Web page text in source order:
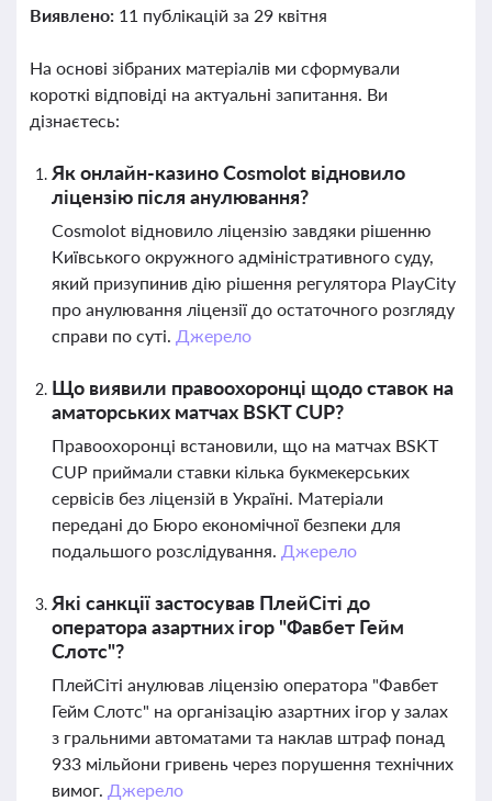
Виявлено: 11 публікацій за 29 квітня
На основі зібраних матеріалів ми сформували
короткі відповіді на актуальні запитання. Ви
дізнаєтесь:
Як онлайн-казино Cosmolot відновило
ліцензію після анулювання?
Cosmolot відновило ліцензію завдяки рішенню
Київського окружного адміністративного суду,
який призупинив дію рішення регулятора PlayCity
про анулювання ліцензії до остаточного розгляду
справи по суті. Джерело
Що виявили правоохоронці щодо ставок на
аматорських матчах BSKT CUP?
Правоохоронці встановили, що на матчах BSKT
CUP приймали ставки кілька букмекерських
сервісів без ліцензій в Україні. Матеріали
передані до Бюро економічної безпеки для
подальшого розслідування. Джерело
Які санкції застосував ПлейСіті до
оператора азартних ігор "Фавбет Гейм
Слотс"?
ПлейСіті анулював ліцензію оператора "Фавбет
Гейм Слотс" на організацію азартних ігор у залах
з гральними автоматами та наклав штраф понад
933 мільйони гривень через порушення технічних
вимог. Джерело